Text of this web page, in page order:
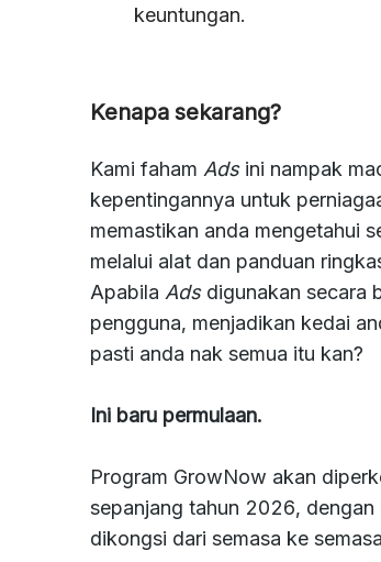
keuntungan.
Kenapa sekarang?
Kami faham Ads ini nampak
kepentingannya untuk
memastikan anda mengetahui
melalui alat dan panduan
Apabila Ads digunakan secara
pengguna, menjadikan kedai
pasti anda nak semua itu kan?
Ini baru permulaan.
Program GrowNow akan
sepanjang tahun 2026,
dikongsi dari semasa ke